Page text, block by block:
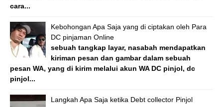
cara...
Kebohongan Apa Saja yang di ciptakan oleh Para
DC pinjaman Online
sebuah tangkap layar, nasabah mendapatkan
kiriman pesan dan gambar dalam sebuah
pesan WA, yang di kirim melalui akun WA DC pinjol, dc
pinjol...
Langkah Apa Saja ketika Debt collector Pinjol